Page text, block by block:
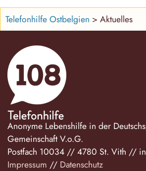
Telefonhilfe Ostbelgien > Aktuelles
Anonyme Lebenshilfe in der
Gemeinschaft V.o.G.
Postfach 10034//4780 St. Vith //
Impressum // Datenschutz